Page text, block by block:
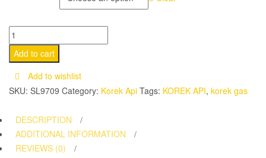
Korek
Api
Bara
Ukir
Sayap
Jet
Flame
Lighter
Add to cart
Add to wishlist
SKU: SL9709 Category: Korek Api Tags: KOREK API, korek gas
DESCRIPTION
ADDITIONAL INFORMATION
REVIEWS (0)